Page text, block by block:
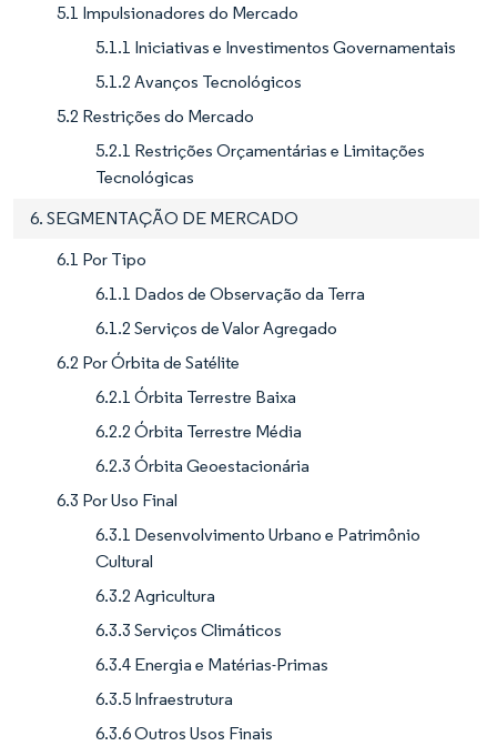
5.1 Impulsionadores do Mercado
5.1.1 Iniciativas e Investimentos Governamentais
5.1.2 Avanços Tecnológicos
5.2 Restrições do Mercado
5.2.1 Restrições Orçamentárias e Limitações
Tecnológicas
6. SEGMENTAÇÃO DE MERCADO
6.1 Por Tipo
6.1.1 Dados de Observação da Terra
6.1.2 Serviços de Valor Agregado
6.2 Por Órbita de Satélite
6.2.1 Órbita Terrestre Baixa
6.2.2 Órbita Terrestre Média
6.2.3 Órbita Geoestacionária
6.3 Por Uso Final
6.3.1 Desenvolvimento Urbano e Patrimônio
Cultural
6.3.2 Agricultura
6.3.3 Serviços Climáticos
6.3.4 Energia e Matérias-Primas
6.3.5 Infraestrutura
6.3.6 Outros Usos Finais